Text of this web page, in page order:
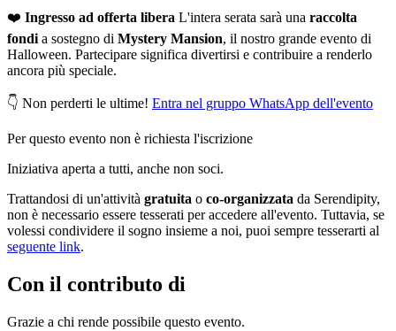
❤️ Ingresso ad offerta libera L'intera serata sarà una raccolta
fondi a sostegno di Mystery Mansion, il nostro grande evento di
Halloween. Partecipare significa divertirsi e contribuire a renderlo
ancora più speciale.
👇 Non perderti le ultime! Entra nel gruppo WhatsApp dell'evento
Per questo evento non è richiesta l'iscrizione
Iniziativa aperta a tutti, anche non soci.
Trattandosi di un'attività gratuita o co-organizzata da Serendipity,
non è necessario essere tesserati per accedere all'evento. Tuttavia, se
volessi condividere il sogno insieme a noi, puoi sempre tesserarti al
seguente link.
Con il contributo di
Grazie a chi rende possibile questo evento.